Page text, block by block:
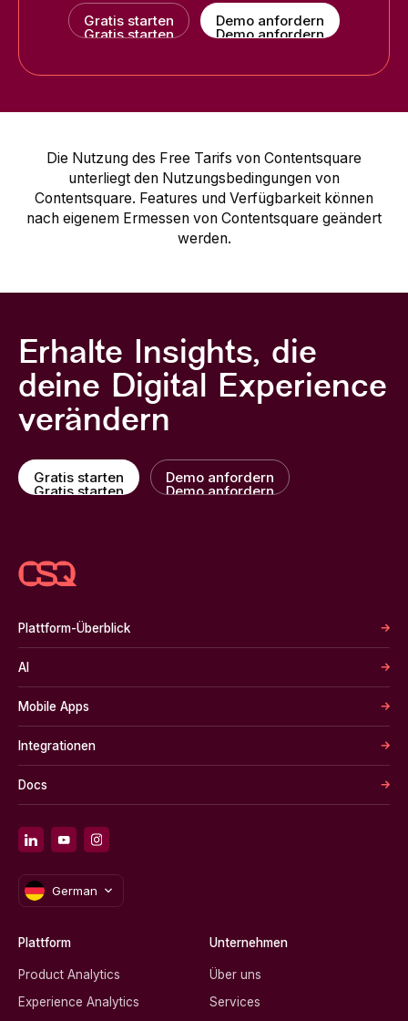
Gratis starten
Gratis starten
Demo anfordern
Demo anfordern
Die Nutzung des Free Tarifs von Contentsquare
unterliegt den Nutzungsbedingungen von
Contentsquare. Features und Verfügbarkeit können
nach eigenem Ermessen von Contentsquare geändert
werden.
Erhalte Insights, die
deine Digital Experience
verändern
Gratis starten
Gratis starten
Demo anfordern
Demo anfordern
Plattform-Überblick
AI
Mobile Apps
Integrationen
Docs
German
Plattform
Product Analytics
Experience Analytics
Unternehmen
Über uns
Services